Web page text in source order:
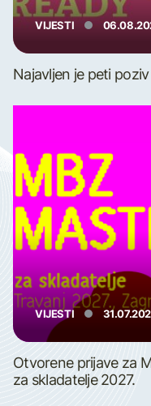
VIJESTI
Najavljen je peti
VIJESTI
Otvorene prijave za
za skladatelje 2027.